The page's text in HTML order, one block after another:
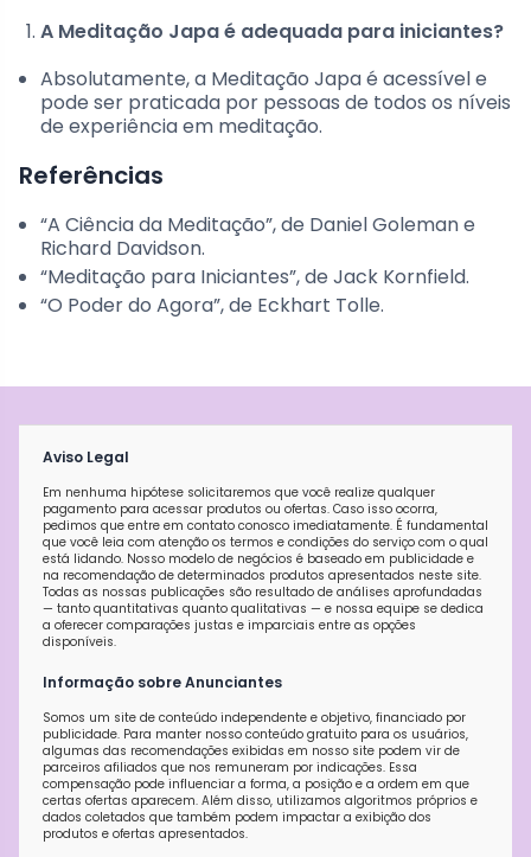
A Meditação Japa é adequada para iniciantes?
Absolutamente, a Meditação Japa é acessível e
pode ser praticada por pessoas de todos os níveis
de experiência em meditação.
Referências
“A Ciência da Meditação”, de Daniel Goleman e
Richard Davidson.
“Meditação para Iniciantes”, de Jack Kornfield.
“O Poder do Agora”, de Eckhart Tolle.
Aviso Legal
Em nenhuma hipótese solicitaremos que você realize qualquer
pagamento para acessar produtos ou ofertas. Caso isso ocorra,
pedimos que entre em contato conosco imediatamente. É fundamental
que você leia com atenção os termos e condições do serviço com o qual
está lidando. Nosso modelo de negócios é baseado em publicidade e
na recomendação de determinados produtos apresentados neste site.
Todas as nossas publicações são resultado de análises aprofundadas
— tanto quantitativas quanto qualitativas — e nossa equipe se dedica
a oferecer comparações justas e imparciais entre as opções
disponíveis.
Informação sobre Anunciantes
Somos um site de conteúdo independente e objetivo, financiado por
publicidade. Para manter nosso conteúdo gratuito para os usuários,
algumas das recomendações exibidas em nosso site podem vir de
parceiros afiliados que nos remuneram por indicações. Essa
compensação pode influenciar a forma, a posição e a ordem em que
certas ofertas aparecem. Além disso, utilizamos algoritmos próprios e
dados coletados que também podem impactar a exibição dos
produtos e ofertas apresentados.